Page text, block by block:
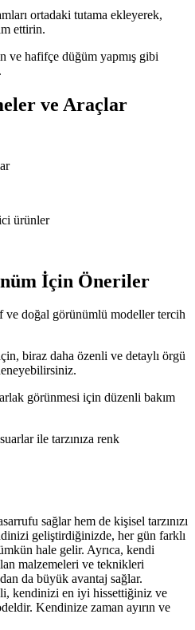
ortadaki tutama ekleyerek,
ettirin.
ve hafifçe düğüm yapmış gibi
ve Araçlar
ürünler
İçin Öneriler
ve doğal görünümlü modeller tercih
biraz daha özenli ve detaylı örgü
görünmesi için düzenli bakım
ile tarzınıza renk
sağlar hem de kişisel tarzınızı
geliştirdiğinizde, her gün farklı
hale gelir. Ayrıca, kendi
malzemeleri ve teknikleri
da büyük avantaj sağlar.
kendinizi en iyi hissettiğiniz ve
Kendinize zaman ayırın ve